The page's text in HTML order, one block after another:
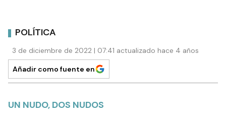
POLÍTICA
3 de diciembre de 2022 | 07:41 actualizado hace 4 años
Añadir como fuente en
UN NUDO, DOS NUDOS